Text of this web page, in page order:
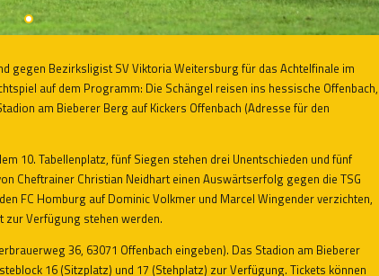
gegen Bezirksligist SV Viktoria Weitersburg für das Achtelfinale im
auf dem Programm: Die Schängel reisen ins hessische Offenbach,
am Bieberer Berg auf Kickers Offenbach (Adresse für den
10. Tabellenplatz, fünf Siegen stehen drei Unentschieden und fünf
Cheftrainer Christian Neidhart einen Auswärtserfolg gegen die TSG
FC Homburg auf Dominic Volkmer und Marcel Wingender verzichten,
zur Verfügung stehen werden.
36, 63071 Offenbach eingeben). Das Stadion am Bieberer
16 (Sitzplatz) und 17 (Stehplatz) zur Verfügung. Tickets können